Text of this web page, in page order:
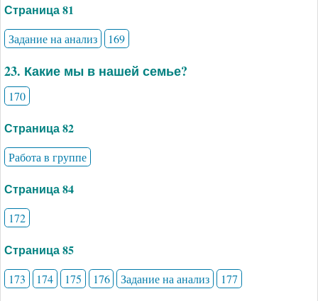
Страница 81
Задание на анализ 169
23. Какие мы в нашей семье?
170
Страница 82
Работа в группе
Страница 84
172
Страница 85
173 174 175 176 Задание на анализ 177